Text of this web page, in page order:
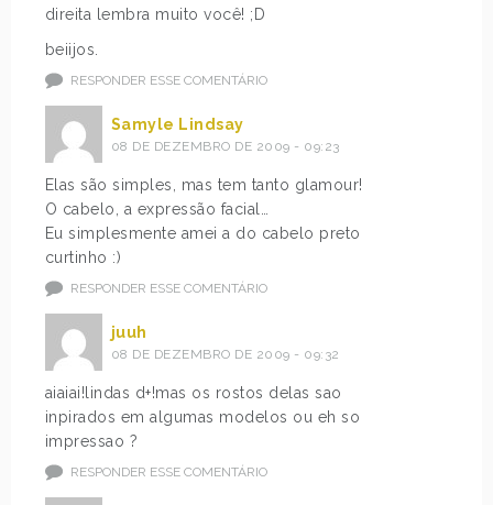
direita lembra muito você! ;D
beiijos.
RESPONDER ESSE COMENTÁRIO
Samyle Lindsay
08 DE DEZEMBRO DE 2009 - 09:23
Elas são simples, mas tem tanto glamour!
O cabelo, a expressão facial…
Eu simplesmente amei a do cabelo preto
curtinho :)
RESPONDER ESSE COMENTÁRIO
juuh
08 DE DEZEMBRO DE 2009 - 09:32
aiaiai!lindas d+!mas os rostos delas sao
inpirados em algumas modelos ou eh so
impressao ?
RESPONDER ESSE COMENTÁRIO